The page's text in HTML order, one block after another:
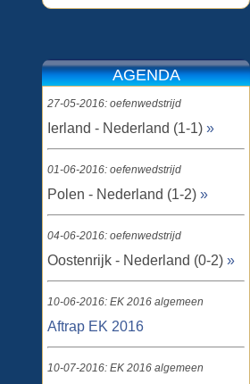
AGENDA
27-05-2016: oefenwedstrijd
Ierland - Nederland (1-1) »
01-06-2016: oefenwedstrijd
Polen - Nederland (1-2) »
04-06-2016: oefenwedstrijd
Oostenrijk - Nederland (0-2) »
10-06-2016: EK 2016 algemeen
Aftrap EK 2016
10-07-2016: EK 2016 algemeen